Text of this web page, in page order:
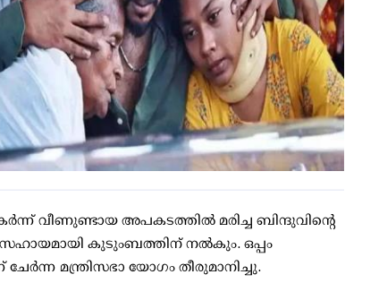
വീണുണ്ടായ അപകടത്തില്‍ മരിച്ച ബിന്ദുവിന്റെ
കുടുംബത്തിന് നല്‍കും. ഒപ്പം
മന്ത്രിസഭാ യോഗം തീരുമാനിച്ചു.